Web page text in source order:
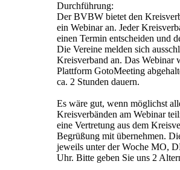
Durchführung:
Der BVBW bietet den
ein Webinar an. Jeder
einen Termin entscheiden und
Die Vereine melden sich
Kreisverband an. Das Webinar
Plattform GotoMeeting
ca. 2 Stunden dauern.
Es wäre gut, wenn möglichst
Kreisverbänden am Webinar
eine Vertretung aus dem
Begrüßung mit übernehmen.
jeweils unter der Woche MO,
Uhr. Bitte geben Sie uns 2